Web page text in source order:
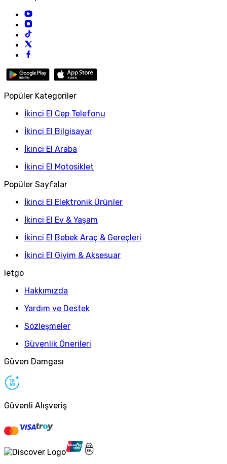
Popüler Kategoriler
İkinci El Cep Telefonu
İkinci El Bilgisayar
İkinci El Araba
İkinci El Motosiklet
Popüler Sayfalar
İkinci El Elektronik Ürünler
İkinci El Ev & Yaşam
İkinci El Bebek Araç & Gereçleri
İkinci El Giyim & Aksesuar
letgo
Hakkımızda
Yardım ve Destek
Sözleşmeler
Güvenlik Önerileri
Güven Damgası
Güvenli Alışveriş